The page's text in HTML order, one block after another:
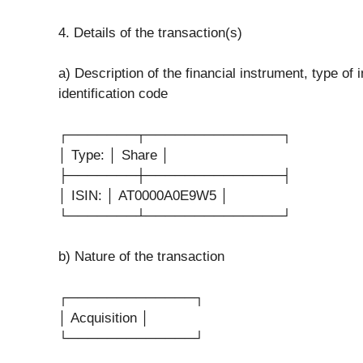
4. Details of the transaction(s)
a) Description of the financial instrument, type of
identification code
┌───────┬──────────────┐
│ Type: │ Share │
├───────┼──────────────┤
│ ISIN: │ AT0000A0E9W5 │
└───────┴──────────────┘
b) Nature of the transaction
┌─────────────┐
│ Acquisition │
└─────────────┘